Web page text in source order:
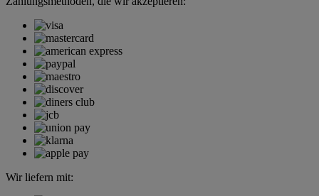
Wir liefern mit: